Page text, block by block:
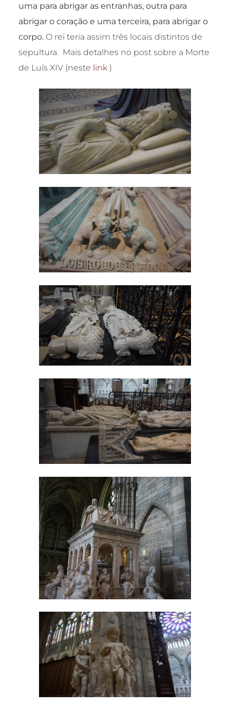
uma para abrigar as entranhas, outra para
abrigar o coração e uma terceira, para abrigar o
corpo. O rei teria assim três locais distintos de
sepultura. Mais detalhes no post sobre a Morte
de Luís XIV (neste link )